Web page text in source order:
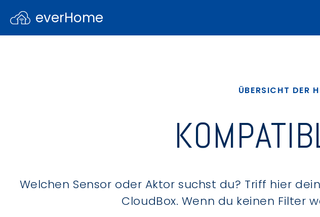
everHome
ÜBERSICHT DER
Welchen Sensor oder Aktor suchst du? Triff hier
CloudBox. Wenn du keinen Filter